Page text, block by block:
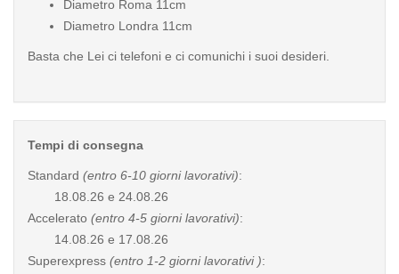
Diametro Roma 11cm
Diametro Londra 11cm
Basta che Lei ci telefoni e ci comunichi i suoi desideri.
Tempi di consegna
Standard (entro 6-10 giorni lavorativi):
18.08.26 e 24.08.26
Accelerato (entro 4-5 giorni lavorativi):
14.08.26 e 17.08.26
Superexpress (entro 1-2 giorni lavorativi ):